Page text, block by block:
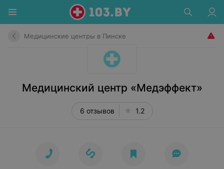
Медицинские центры в Пинске
Медицинский центр «Медэффект»
6 отзывов 1.2